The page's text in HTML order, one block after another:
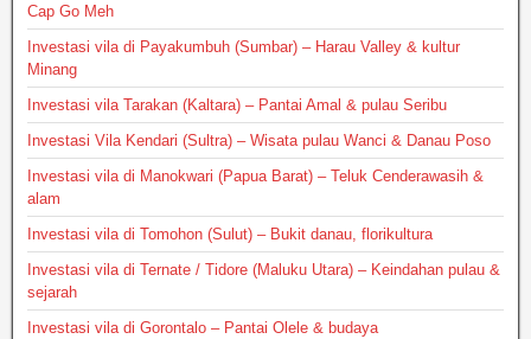
Cap Go Meh
Investasi vila di Payakumbuh (Sumbar) – Harau Valley & kultur
Minang
Investasi vila Tarakan (Kaltara) – Pantai Amal & pulau Seribu
Investasi Vila Kendari (Sultra) – Wisata pulau Wanci & Danau Poso
Investasi vila di Manokwari (Papua Barat) – Teluk Cenderawasih &
alam
Investasi vila di Tomohon (Sulut) – Bukit danau, florikultura
Investasi vila di Ternate / Tidore (Maluku Utara) – Keindahan pulau &
sejarah
Investasi vila di Gorontalo – Pantai Olele & budaya